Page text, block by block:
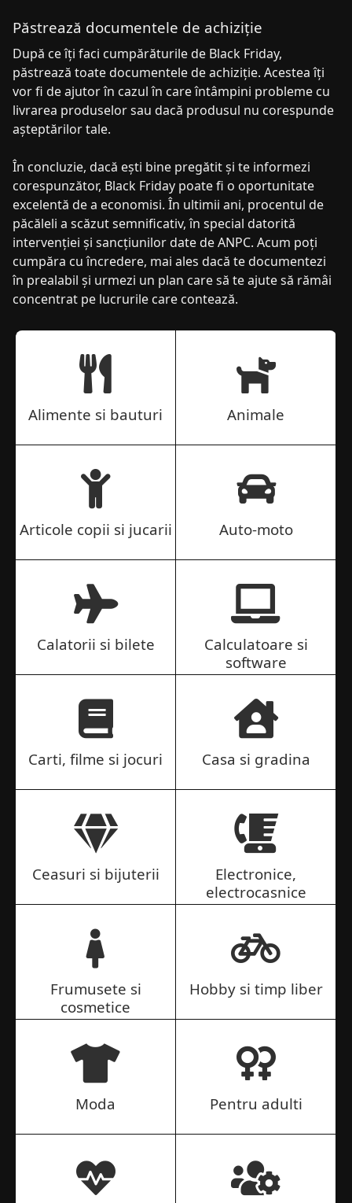
Păstrează documentele de achiziție
După ce îți faci cumpărăturile de Black Friday,
păstrează toate documentele de achiziție. Acestea îți
vor fi de ajutor în cazul în care întâmpini probleme cu
livrarea produselor sau dacă produsul nu corespunde
așteptărilor tale.
În concluzie, dacă ești bine pregătit și te informezi
corespunzător, Black Friday poate fi o oportunitate
excelentă de a economisi. În ultimii ani, procentul de
păcăleli a scăzut semnificativ, în special datorită
intervenției și sancțiunilor date de ANPC. Acum poți
cumpăra cu încredere, mai ales dacă te documentezi
în prealabil și urmezi un plan care să te ajute să rămâi
concentrat pe lucrurile care contează.
Alimente si bauturi Animale
Articole copii si jucarii Auto-moto
Calatorii si bilete
Calculatoare si
software
Carti, filme si jocuri Casa si gradina
Ceasuri si bijuterii
Electronice,
electrocasnice
Frumusete si
cosmetice
Hobby si timp liber
Moda Pentru adulti